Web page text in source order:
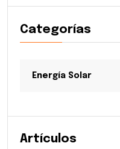
Categorías
Energía Solar
Artículos